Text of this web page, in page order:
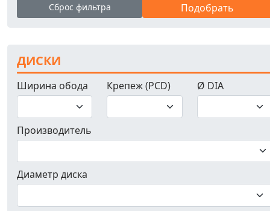
Сброс фильтра
ДИСКИ
Ширина обода Крепеж (PCD) Ø DIA
Производитель
Диаметр диска